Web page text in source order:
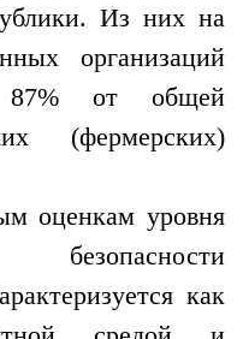
Из них на
организаций
87% от общей
(фермерских)
оценкам уровня
безопасности
как